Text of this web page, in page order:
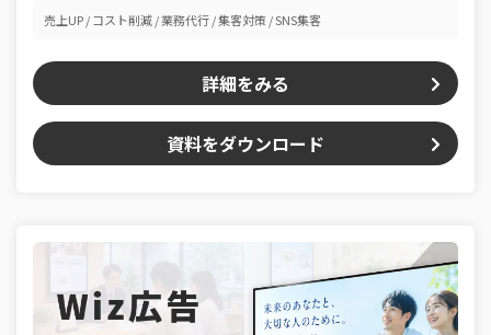
売上UP コスト削減 業務代行 集客対策 SNS集客
詳細をみる
資料をダウンロード